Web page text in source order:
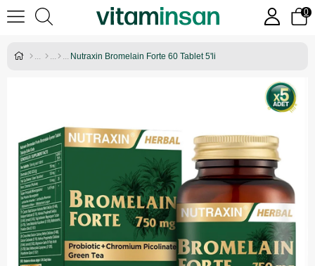
0
Nutraxin Bromelain Forte 60 Tablet 5'li